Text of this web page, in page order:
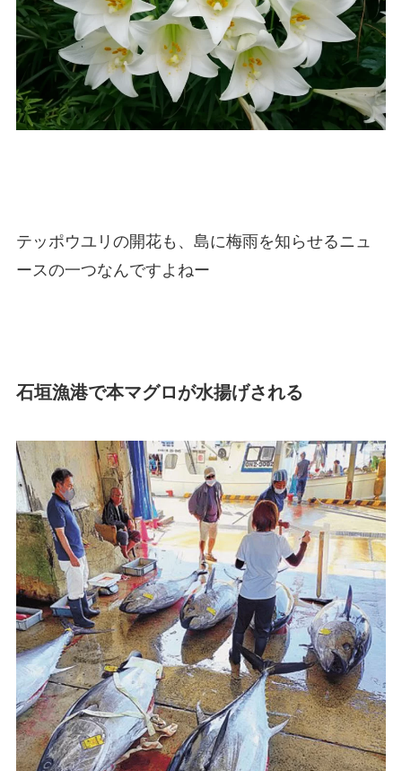
テッポウユリの開花も、島に梅雨を知らせるニュ
ースの一つなんですよねー
石垣漁港で本マグロが水揚げされる